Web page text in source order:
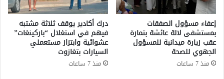
ا
ء
و
ا
ل
م
ي
ت
ي
ط
ا
ل
ب
و
إعفاء مسؤول الصفقات
بمستشفى لالة عائشة بتمارة
عقب زيارة ميدانية للمسؤول
الجهوي للصحة
منذ 7 ساعات
درك أكادير يوقف ثلاثة مشتبه
فيهم في استغلال “باركينغات”
عشوائية وابتزاز مستعملي
السيارات بتغازوت
منذ 7 ساعات